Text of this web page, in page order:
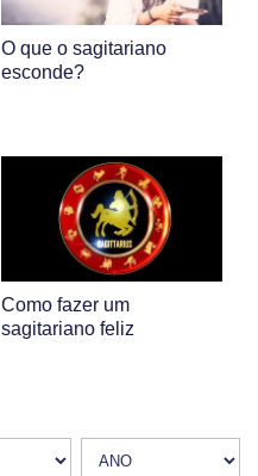
O que o sagitariano
esconde?
Como fazer um
sagitariano feliz